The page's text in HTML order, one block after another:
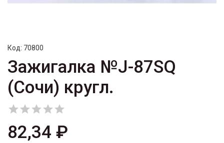
Код: 70800
Зажигалка №J-87SQ
(Сочи) кругл.

82,34 ₽